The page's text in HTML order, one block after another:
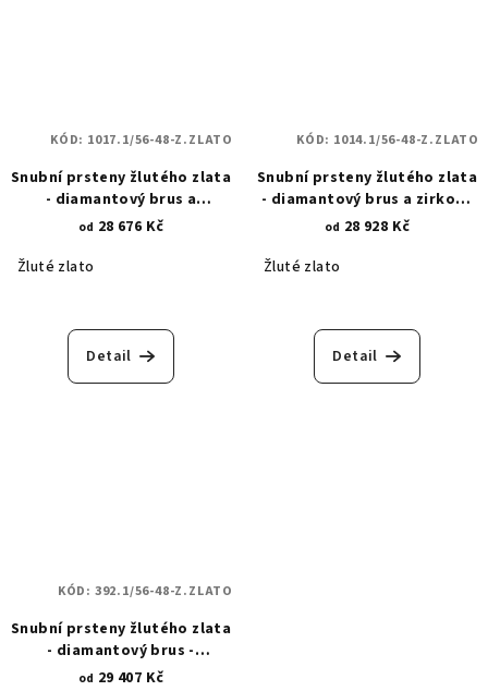
Snubní prsteny žlutého zlata
- diamantový brus a
vodorovné zirkony 1017.1
od 28 676 Kč
Žluté zlato
Detail
KÓD: 1017.1/56-48-Z.ZLATO
Snubní prsteny žlutého zlata
- diamantový brus a zirkony
1014.1
od 28 928 Kč
Žluté zlato
Detail
KÓD: 1014.1/56-48-Z.ZLATO
Snubní prsteny žlutého zlata
- diamantový brus -
propletené linie 392.1
od 29 407 Kč
KÓD: 392.1/56-48-Z.ZLATO